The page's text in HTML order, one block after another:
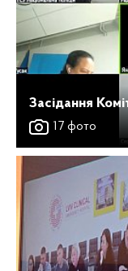
Засідання
17 фото